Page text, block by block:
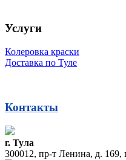
Услуги
Колеровка краски
Доставка по Туле
Контакты
г. Тула
300012, пр-т Ленина, д. 169,